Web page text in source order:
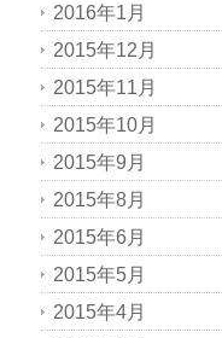
2016年1月
2015年12月
2015年11月
2015年10月
2015年9月
2015年8月
2015年6月
2015年5月
2015年4月